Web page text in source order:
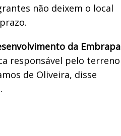
não deixem o local
da Embrapa
responsável pelo terreno
de Oliveira, disse